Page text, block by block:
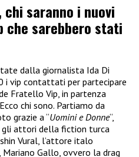
chi saranno i nuovi
che sarebbero stati
dalla giornalista Ida Di
i vip contattati per partecipare
Fratello Vip, in partenza
chi sono. Partiamo da
grazie a “Uomini e Donne“,
gli attori della fiction turca
Vural, l’attore italo
Mariano Gallo, ovvero la drag